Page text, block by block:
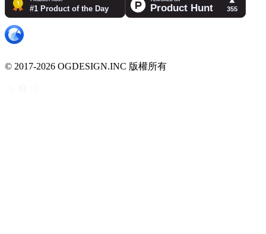
© 2017-2026 OGDESIGN.INC 版權所有